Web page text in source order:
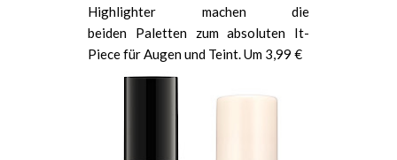
Highlighter machen die
beiden Paletten zum absoluten It-
Piece für Augen und Teint. Um 3,99 €